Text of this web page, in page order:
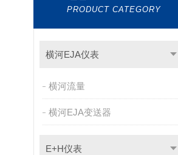
PRODUCT CATEGORY
横河EJA仪表
横河流量
横河EJA变送器
E+H仪表